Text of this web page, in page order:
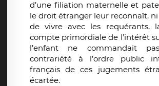
d’une filiation maternelle et
le droit étranger leur reconnaît,
de vivre avec les requérants,
compte primordiale de l’intérêt
l’enfant ne commandait
contrariété à l’ordre public
français de ces jugements
écartée.